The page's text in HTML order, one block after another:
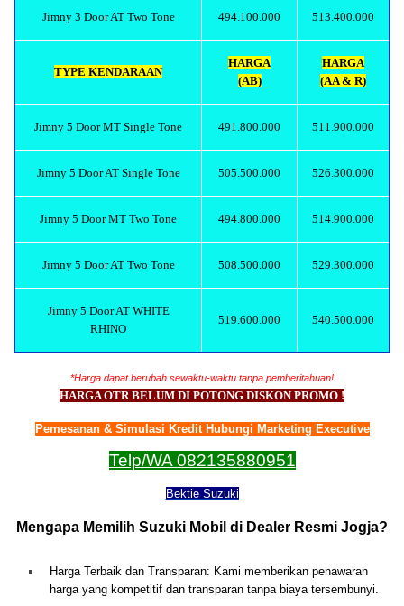
Jimny 3 Door AT Two Tone 494.100.000 513.400.000
TYPE KENDARAAN
HARGA
(AB)
HARGA
(AA & R)
Jimny 5 Door MT Single Tone 491.800.000 511.900.000
Jimny 5 Door AT Single Tone 505.500.000 526.300.000
Jimny 5 Door MT Two Tone 494.800.000 514.900.000
Jimny 5 Door AT Two Tone 508.500.000 529.300.000
Jimny 5 Door AT WHITE
RHINO
519.600.000 540.500.000
*Harga dapat berubah sewaktu-waktu tanpa pemberitahuan!
HARGA OTR BELUM DI POTONG DISKON PROMO !
Pemesanan & Simulasi Kredit Hubungi Marketing Executive
Telp/WA 082135880951
Bektie Suzuki
Mengapa Memilih Suzuki Mobil di Dealer Resmi Jogja?
Harga Terbaik dan Transparan: Kami memberikan penawaran
harga yang kompetitif dan transparan tanpa biaya tersembunyi.